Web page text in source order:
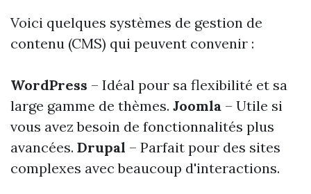
Voici quelques systèmes de gestion de
contenu (CMS) qui peuvent convenir :
WordPress – Idéal pour sa flexibilité et sa
large gamme de thèmes. Joomla – Utile si
vous avez besoin de fonctionnalités plus
avancées. Drupal – Parfait pour des sites
complexes avec beaucoup d'interactions.